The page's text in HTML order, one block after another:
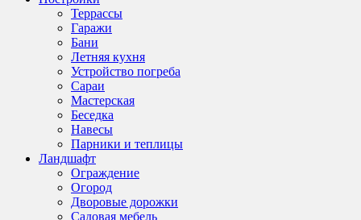
Террассы
Гаражи
Бани
Летняя кухня
Устройство погреба
Сараи
Мастерская
Беседка
Навесы
Парники и теплицы
Ландшафт
Ограждение
Огород
Дворовые дорожки
Садовая мебель